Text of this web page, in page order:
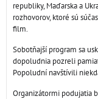
republiky, Maďarska a
rozhovorov, ktoré sú
film.
Sobotňajší program sa
dopoludnia pozreli
Popoludní navštívili
Organizátormi podujatia